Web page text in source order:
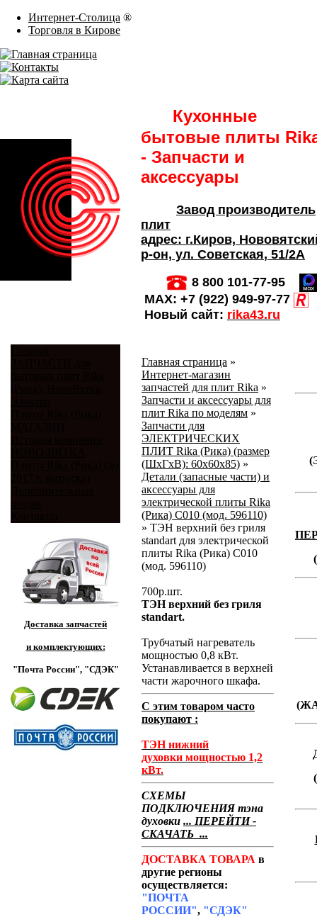
Интернет-Столица ®
Торговля в Кирове
Кухонные
бытовые плиты
- Запчасти и
аксессуары
Завод производитель
плит
адрес: г.Киров,
р-он, ул. Советская, 51/2А
8 800 101-77-95
MAX: +7 (922) 949-97-77
Новый сайт: rika43.ru
Доставка запчастей
и комплектующих:
"Почта России", "СДЭК"
Главная страница »
Интернет-магазин
запчастей для плит Rika »
Запчасти и аксессуары для
плит Rika по моделям »
Запчасти для
ЭЛЕКТРИЧЕСКИХ
ПЛИТ Rika (Рика) (размер
(ШхГхВ): 60х60х85) »
Детали (запасные части) и
аксессуары для
электрической плиты Rika
(Рика) C010 (мод. 596110)
» ТЭН верхний без гриля
standart для электрической
плиты Rika (Рика) C010
(мод. 596110)
700р.шт.
ТЭН верхний без гриля
standart.
Трубчатый нагреватель
мощностью 0,8 кВт.
Устанавливается в верхней
части жарочного шкафа.
С этим товаром часто
покупают :
ТЭН нижний
духовки мощностью 1,2
кВт.
СХЕМЫ
ПОДКЛЮЧЕНИЯ тэна
духовки ... ПЕРЕЙТИ -
СКАЧАТЬ ...
ДОСТАВКА ТОВАРА в
другие регионы
осуществляется:
"ПОЧТА
РОССИИ", "СДЭК"